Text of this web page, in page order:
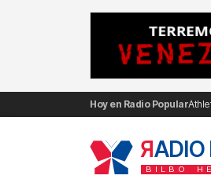
Hoy en Radio Popular
RADIO
BILBO